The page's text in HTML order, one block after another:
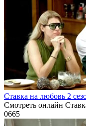
Ставка на любовь 2
Смотреть онлайн
0665